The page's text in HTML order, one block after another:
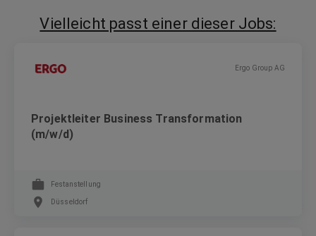
Vielleicht passt einer dieser Jobs:
Ergo Group AG
Projektleiter Business Transformation
(m/w/d)
Festanstellung
Düsseldorf